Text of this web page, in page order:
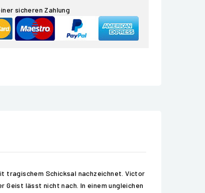
sicheren Zahlung
tragischem Schicksal nachzeichnet. Victor
lässt nicht nach. In einem ungleichen